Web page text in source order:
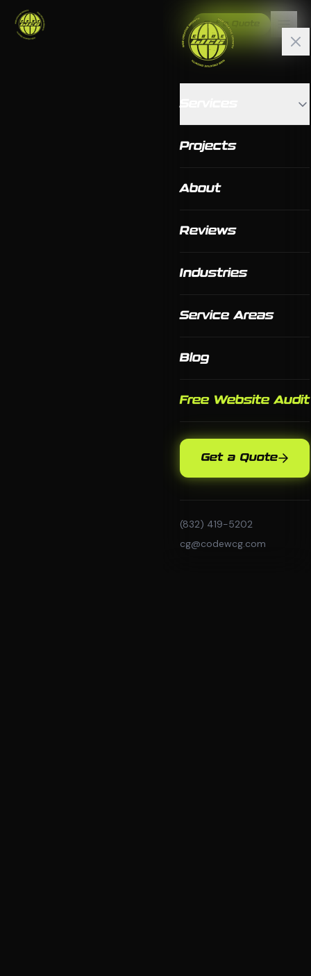
Get a Quote
Projects
About
Reviews
Industries
Service Areas
Blog
Free Website Audit
Get a Quote
(832) 419-5202
cg@codewcg.com